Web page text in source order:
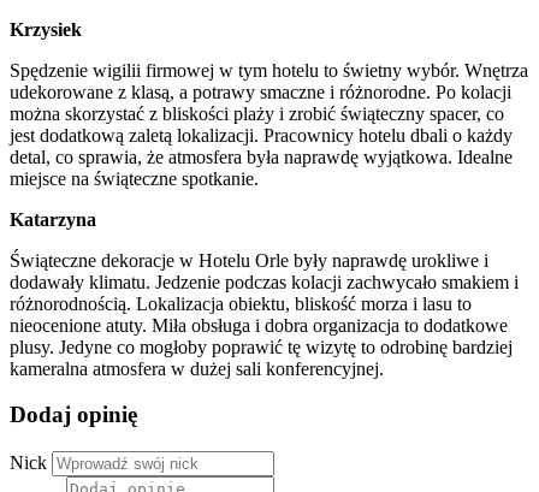
Krzysiek
Spędzenie wigilii firmowej w tym hotelu to świetny wybór. Wnętrza
udekorowane z klasą, a potrawy smaczne i różnorodne. Po kolacji
można skorzystać z bliskości plaży i zrobić świąteczny spacer, co
jest dodatkową zaletą lokalizacji. Pracownicy hotelu dbali o każdy
detal, co sprawia, że atmosfera była naprawdę wyjątkowa. Idealne
miejsce na świąteczne spotkanie.
Katarzyna
Świąteczne dekoracje w Hotelu Orle były naprawdę urokliwe i
dodawały klimatu. Jedzenie podczas kolacji zachwycało smakiem i
różnorodnością. Lokalizacja obiektu, bliskość morza i lasu to
nieocenione atuty. Miła obsługa i dobra organizacja to dodatkowe
plusy. Jedyne co mogłoby poprawić tę wizytę to odrobinę bardziej
kameralna atmosfera w dużej sali konferencyjnej.
Dodaj opinię
Nick